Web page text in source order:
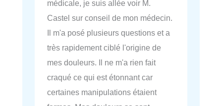
médicale, je suis allée voir M.
Castel sur conseil de mon médecin.
Il m'a posé plusieurs questions et a
très rapidement ciblé l'origine de
mes douleurs. Il ne m'a rien fait
craqué ce qui est étonnant car
certaines manipulations étaient